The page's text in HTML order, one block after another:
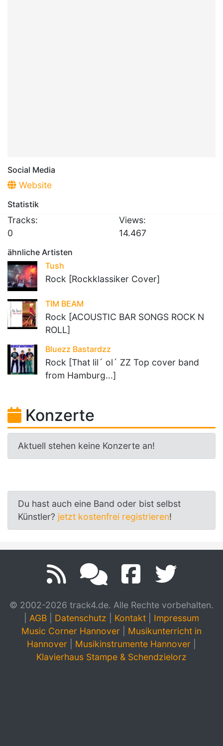
Social Media
Website
Statistik
Tracks:
0
Views:
14.467
ähnliche Artisten
Tush
Rock [Rockklassiker Cover]
TIM BEAM
Rock [ACOUSTIC BAR SONGS ROCK N
ROLL]
Bluezz Bastardzz
Rock [That lil´ ol´ ZZ Top cover band
from Hamburg...]
Konzerte
Aktuell stehen keine Konzerte an!
Du hast auch eine Band oder bist selbst
Künstler? jetzt kostenfrei registrieren!
© 2002-2026 track4.de. Alle Rechte vorbehalten.
AGB Datenschutz Kontakt
Impressum
Music Corner Hannover
Musikunterricht in
Hannover
Musikinstrumente Hannover
Klavierhaus Stampe & Schendzielorz